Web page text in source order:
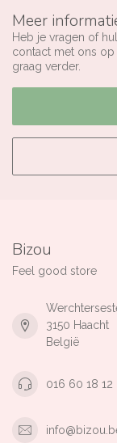
Meer
Heb je vragen of
contact met ons
graag verder.
Bizou
Feel good store
3150 Haacht
België
016 60 18 12